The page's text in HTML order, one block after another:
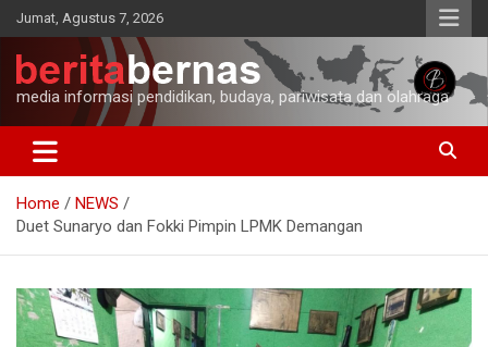
Skip
to
content
Jumat, Agustus 7, 2026
media informasi pendidikan, budaya, pariwisata dan olahraga
Home
NEWS
Duet Sunaryo dan Fokki Pimpin LPMK Demangan